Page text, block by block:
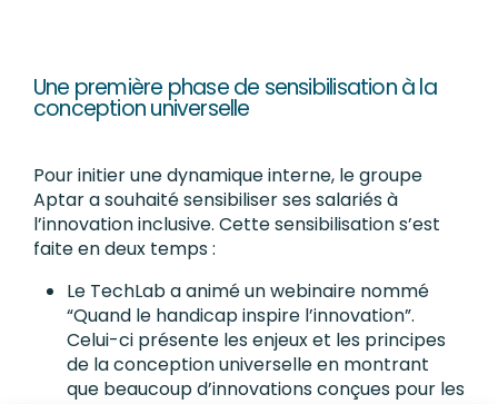
Une première phase de sensibilisation à la
conception universelle
Pour initier une dynamique interne, le groupe
Aptar a souhaité sensibiliser ses salariés à
l’innovation inclusive. Cette sensibilisation s’est
faite en deux temps :
Le TechLab a animé un webinaire nommé
“Quand le handicap inspire l’innovation”.
Celui-ci présente les enjeux et les principes
de la conception universelle en montrant
que beaucoup d’innovations conçues pour les